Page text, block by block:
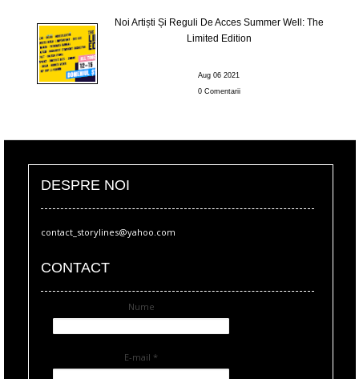
Noi Artiști Și Reguli De Acces Summer Well: The
Limited Edition
Aug 06 2021
0 Comentarii
DESPRE NOI
contact_storylines@yahoo.com
CONTACT
Nume
E-mail *